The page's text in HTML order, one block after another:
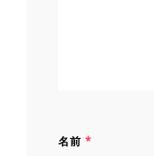
名前 *